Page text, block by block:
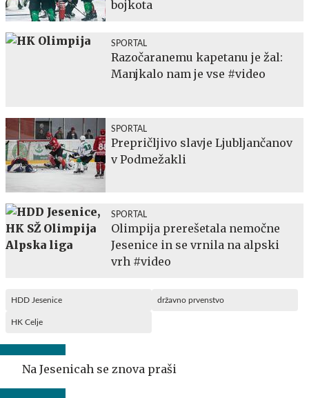
bojkota
SPORTAL
Razočaranemu kapetanu je žal:
Manjkalo nam je vse #video
SPORTAL
Prepričljivo slavje Ljubljančanov
v Podmežakli
SPORTAL
Olimpija prerešetala nemočne
Jesenice in se vrnila na alpski
vrh #video
HDD Jesenice državno prvenstvo
HK Celje
Na Jesenicah se znova praši